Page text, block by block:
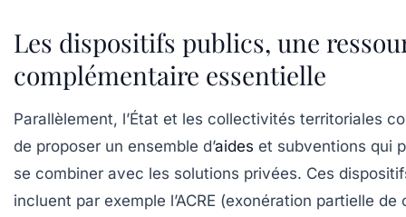
Les dispositifs publics, une
complémentaire essentielle
Parallèlement, l’État et les collectivités territoriales
de proposer un ensemble d’aides et subventions qui
se combiner avec les solutions privées. Ces
incluent par exemple l’ACRE (exonération partielle de